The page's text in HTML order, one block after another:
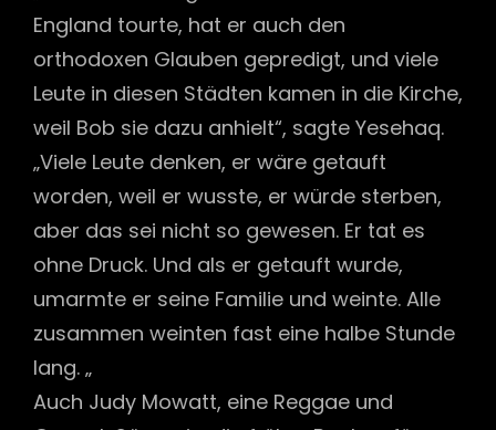
England tourte, hat er auch den
orthodoxen Glauben gepredigt, und viele
Leute in diesen Städten kamen in die Kirche,
weil Bob sie dazu anhielt“, sagte Yesehaq.
„Viele Leute denken, er wäre getauft
worden, weil er wusste, er würde sterben,
aber das sei nicht so gewesen. Er tat es
ohne Druck. Und als er getauft wurde,
umarmte er seine Familie und weinte. Alle
zusammen weinten fast eine halbe Stunde
lang. „
Auch Judy Mowatt, eine Reggae und